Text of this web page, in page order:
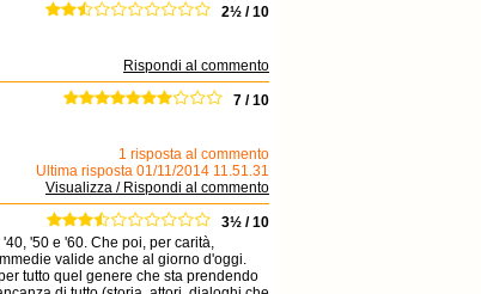
2½ / 10
Rispondi al commento
7 / 10
1 risposta al commento
Ultima risposta 01/11/2014 11.51.31
Visualizza / Rispondi al commento
3½ / 10
'50 e '60. Che poi, per carità,
valide anche al giorno d'oggi.
tutto quel genere che sta prendendo